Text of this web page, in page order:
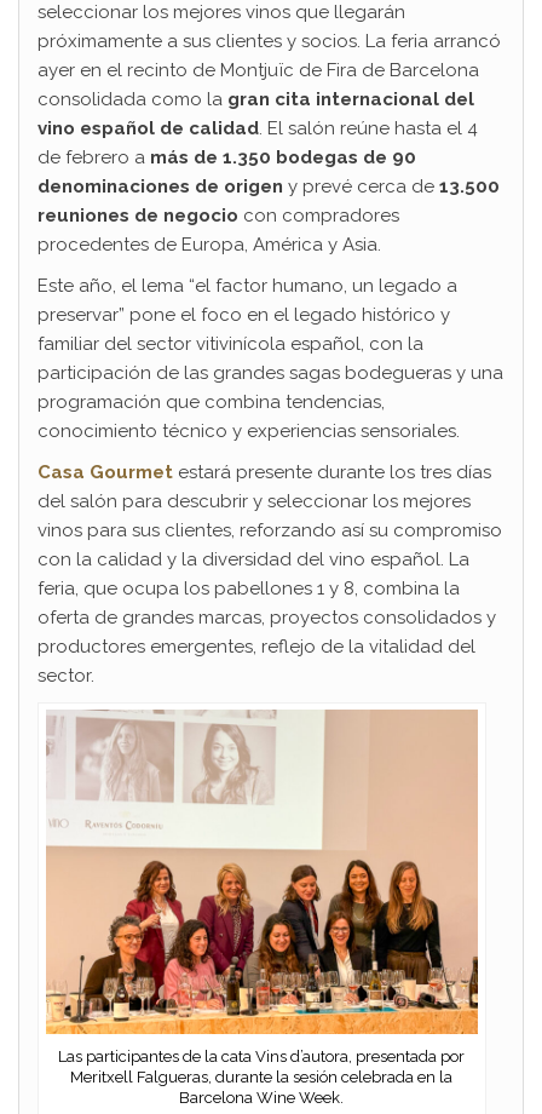
seleccionar los mejores vinos que llegarán
próximamente a sus clientes y socios. La feria arrancó
ayer en el recinto de Montjuïc de Fira de Barcelona
consolidada como la gran cita internacional del
vino español de calidad. El salón reúne hasta el 4
de febrero a más de 1.350 bodegas de 90
denominaciones de origen y prevé cerca de 13.500
reuniones de negocio con compradores
procedentes de Europa, América y Asia.
Este año, el lema “el factor humano, un legado a
preservar” pone el foco en el legado histórico y
familiar del sector vitivinícola español, con la
participación de las grandes sagas bodegueras y una
programación que combina tendencias,
conocimiento técnico y experiencias sensoriales.
Casa Gourmet estará presente durante los tres días
del salón para descubrir y seleccionar los mejores
vinos para sus clientes, reforzando así su compromiso
con la calidad y la diversidad del vino español. La
feria, que ocupa los pabellones 1 y 8, combina la
oferta de grandes marcas, proyectos consolidados y
productores emergentes, reflejo de la vitalidad del
sector.
Las participantes de la cata Vins d’autora, presentada por
Meritxell Falgueras, durante la sesión celebrada en la
Barcelona Wine Week.